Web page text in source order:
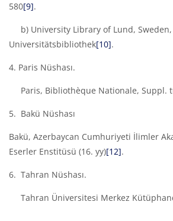
580[9].
b) University Library of Lund, Sweden,
Universitätsbibliothek[10].
4. Paris Nüshası.
Paris, Bibliothèque Nationale, Suppl.
5. Bakü Nüshası
Bakü, Azerbaycan Cumhuriyeti İlimler
Eserler Enstitüsü (16. yy)[12].
6. Tahran Nüshası.
Tahran Üniversitesi Merkez